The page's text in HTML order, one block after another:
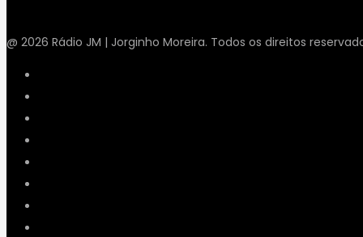
@ 2026 Rádio JM | Jorginho Moreira. Todos os direitos